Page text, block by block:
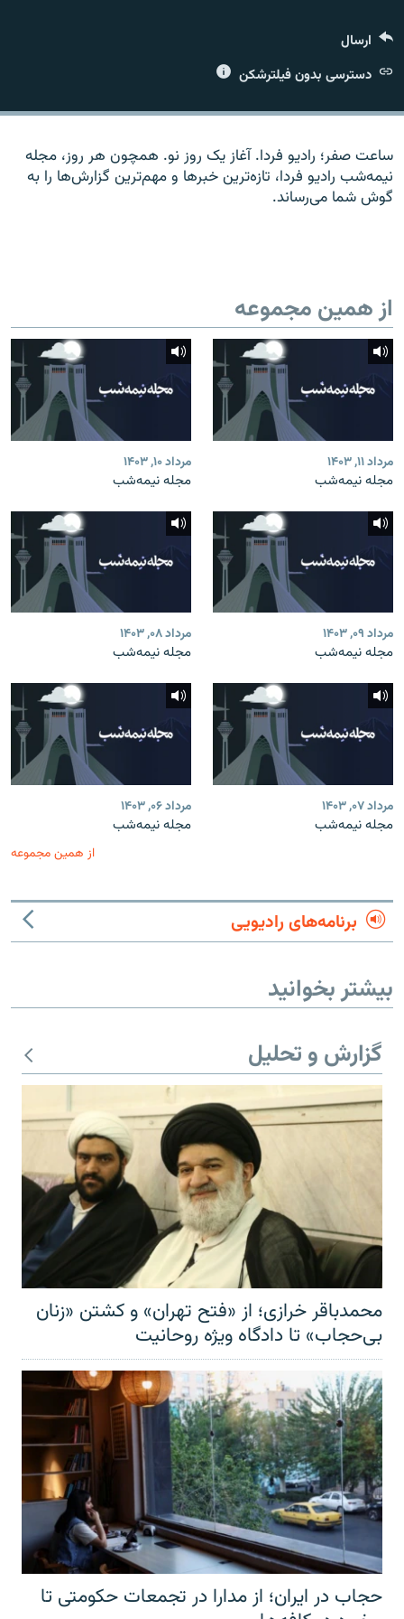
زبان‌های دیگر
ارسال
دسترسی بدون فیلترشکن
ساعت صفر؛ رادیو فردا. آغاز یک روز نو. همچون هر روز، مجله
نیمه‌شب رادیو فردا، تازه‌ترین خبرها و مهم‌ترین گزارش‌ها را به
گوش شما می‌رساند.
از همین مجموعه
مرداد ۱۱, ۱۴۰۳
مجله نیمه‌شب
مرداد ۱۰, ۱۴۰۳
مجله نیمه‌شب
مرداد ۰۹, ۱۴۰۳
مجله نیمه‌شب
مرداد ۰۸, ۱۴۰۳
مجله نیمه‌شب
مرداد ۰۷, ۱۴۰۳
مجله نیمه‌شب
مرداد ۰۶, ۱۴۰۳
مجله نیمه‌شب
از همین مجموعه
برنامه‌های رادیویی
بیشتر بخوانید
گزارش و تحلیل
محمدباقر خرازی؛ از «فتح تهران» و کشتن «زنان
بی‌حجاب» تا دادگاه ویژه روحانیت
حجاب در ایران؛ از مدارا در تجمعات حکومتی تا